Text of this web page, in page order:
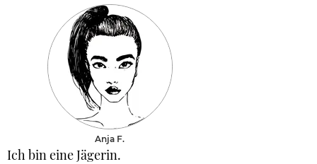
Anja F.
Ich bin eine Jägerin.